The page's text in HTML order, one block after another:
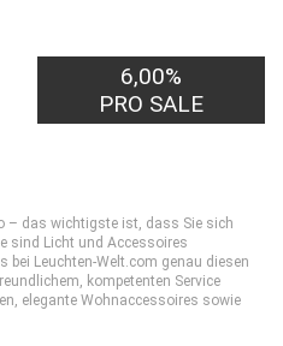
6,00%
PRO SALE
– das wichtigste ist, dass Sie sich
sind Licht und Accessoires
bei Leuchten-Welt.com genau diesen
kompetenten Service
elegante Wohnaccessoires sowie